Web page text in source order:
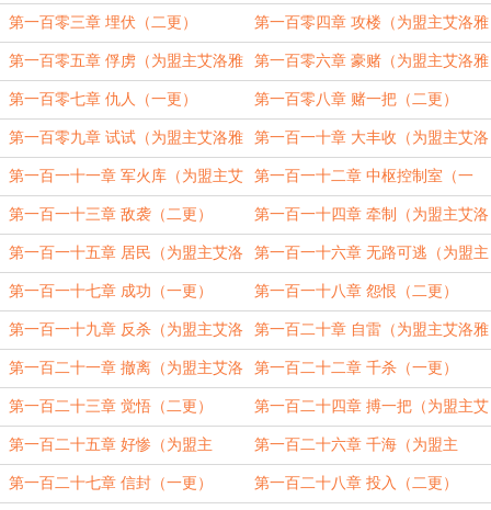
·艾羅亞加更）（五更）
第一百零三章 埋伏（二更） 第一百零四章 攻楼（为盟主艾洛雅
·艾羅亞加更）（三更）
第一百零五章 俘虏（为盟主艾洛雅
·艾羅亞加更）（四更）
第一百零六章 豪赌（为盟主艾洛雅
·艾羅亞加更）（五更）
第一百零七章 仇人（一更） 第一百零八章 赌一把（二更）
第一百零九章 试试（为盟主艾洛雅
·艾羅亞加更）（三更）
第一百一十章 大丰收（为盟主艾洛
雅·艾羅亞加更）（四更）
第一百一十一章 军火库（为盟主艾
洛雅·艾羅亞加更）（五更）
第一百一十二章 中枢控制室（一
更）
第一百一十三章 敌袭（二更） 第一百一十四章 牵制（为盟主艾洛
雅·艾羅亞加更）（三更）
第一百一十五章 居民（为盟主艾洛
雅·艾羅亞加更）（四更）
第一百一十六章 无路可逃（为盟主
艾洛雅·艾羅亞加更）（五更）
第一百一十七章 成功（一更） 第一百一十八章 怨恨（二更）
第一百一十九章 反杀（为盟主艾洛
雅·艾羅亞加更）（三更）
第一百二十章 自雷（为盟主艾洛雅
·艾羅亞加更）（四更）
第一百二十一章 撤离（为盟主艾洛
雅·艾羅亞加更）（五更）
第一百二十二章 千杀（一更）
第一百二十三章 觉悟（二更） 第一百二十四章 搏一把（为盟主艾
洛雅·艾羅亞加更）（三更）
第一百二十五章 好惨（为盟主
20220427161247290加更）
第一百二十六章 千海（为盟主
20220427161247290加更）
第一百二十七章 信封（一更） 第一百二十八章 投入（二更）